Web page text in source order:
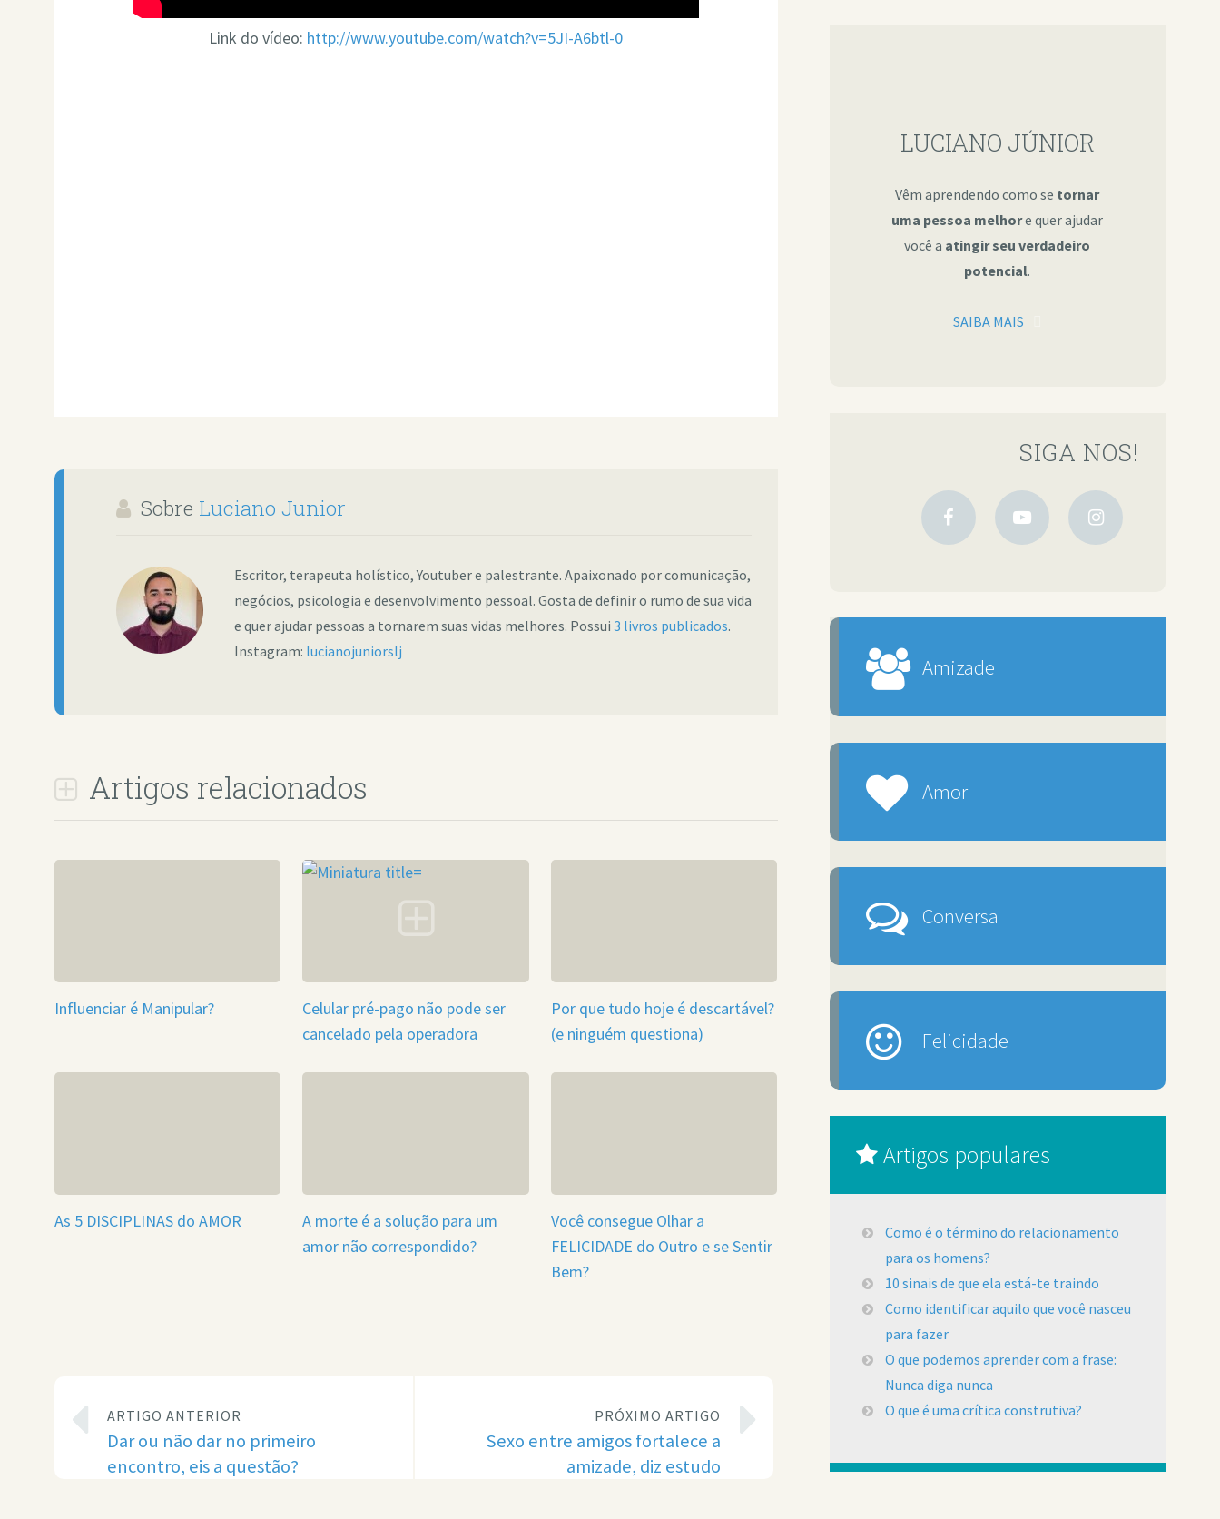
Link do vídeo: http://www.youtube.com/watch?v=5JI-A6btl-0
Sobre Luciano Junior
Escritor, terapeuta holístico, Youtuber e palestrante. Apaixonado por comunicação,
negócios, psicologia e desenvolvimento pessoal. Gosta de definir o rumo de sua vida
e quer ajudar pessoas a tornarem suas vidas melhores. Possui 3 livros publicados.
Instagram: lucianojuniorslj
Artigos relacionados
Influenciar é Manipular?
Celular pré-pago não pode ser
cancelado pela operadora
Por que tudo hoje é descartável?
(e ninguém questiona)
As 5 DISCIPLINAS do AMOR
A morte é a solução para um
amor não correspondido?
Você consegue Olhar a
FELICIDADE do Outro e se Sentir
Bem?
ARTIGO ANTERIOR
Dar ou não dar no primeiro
encontro, eis a questão?
PRÓXIMO ARTIGO
Sexo entre amigos fortalece a
amizade, diz estudo
LUCIANO JÚNIOR
Vêm aprendendo como se tornar
uma pessoa melhore quer ajudar
você a atingir seu verdadeiro
potencial.
SAIBA MAIS
SIGA NOS!
Amizade
Amor
Conversa
Felicidade
Artigos populares
Como é o término do relacionamento
para os homens?
10 sinais de que ela está-te traindo
Como identificar aquilo que você nasceu
para fazer
O que podemos aprender com a frase:
Nunca diga nunca
O que é uma crítica construtiva?